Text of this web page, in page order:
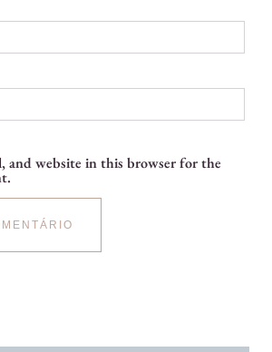
and website in this browser for the